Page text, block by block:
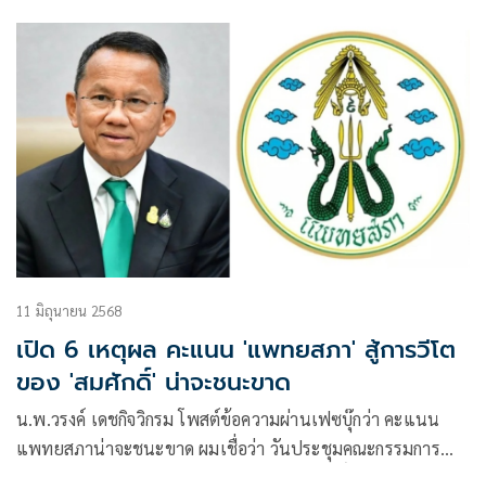
11 มิถุนายน 2568
เปิด 6 เหตุผล คะแนน 'แพทยสภา' สู้การวีโต
ของ 'สมศักดิ์' น่าจะชนะขาด
น.พ.วรงค์ เดชกิจวิกรม โพสต์ข้อความผ่านเฟซบุ๊กว่า คะแนน
แพทยสภาน่าจะชนะขาด ผมเชื่อว่า วันประชุมคณะกรรมการ